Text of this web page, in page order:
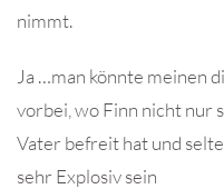
nimmt.
Ja …man könnte meinen
vorbei, wo Finn nicht nur
Vater befreit hat und
sehr Explosiv sein